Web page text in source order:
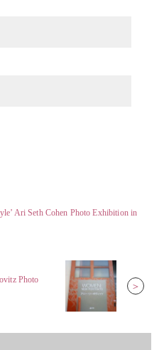
Ari Seth Cohen Photo Exhibition in
Photo
＞